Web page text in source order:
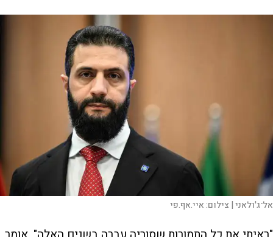
אל־ג'ולאני | צילום:איי.אף.פי